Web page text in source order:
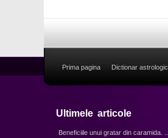
Prima pagina Dictionar astrologic
Ultimele articole
Beneficiile unui gratar din caramida. ...